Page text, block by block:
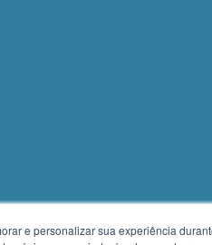
e personalizar sua experiência